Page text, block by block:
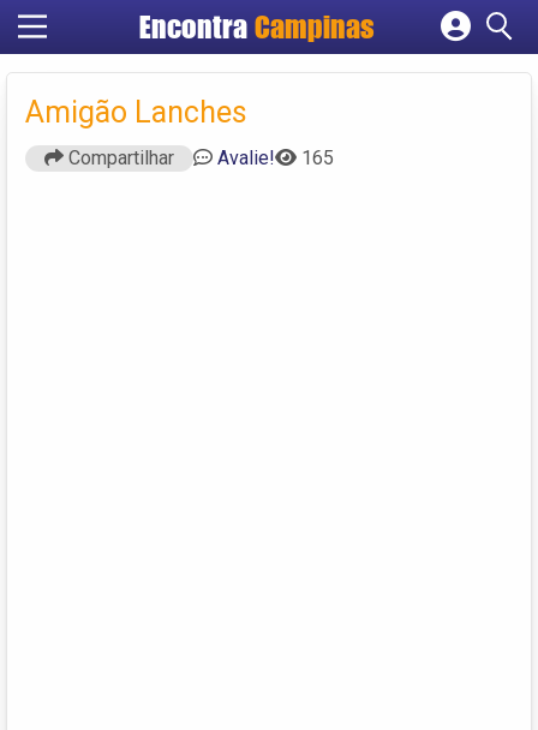
Encontra Campinas
Cadastrar empresa
Criar conta
Amigão Lanches
Compartilhar Avalie! 165